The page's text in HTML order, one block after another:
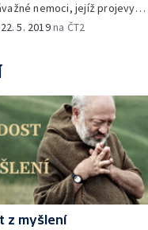
nemoci, jejíž projevy
pro laiky velice
22. 5. 2019na ČT2
z myšlení